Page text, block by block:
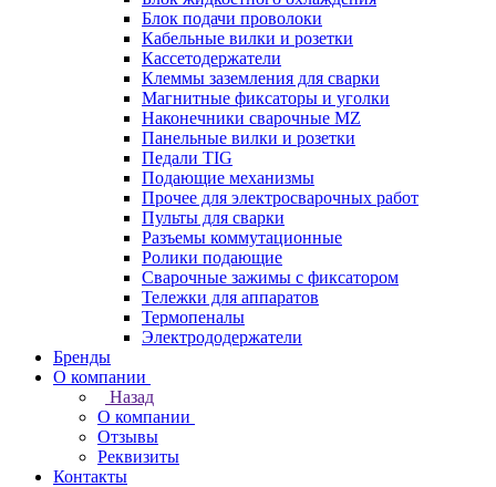
Блок подачи проволоки
Кабельные вилки и розетки
Кассетодержатели
Клеммы заземления для сварки
Магнитные фиксаторы и уголки
Наконечники сварочные MZ
Панельные вилки и розетки
Педали TIG
Подающие механизмы
Прочее для электросварочных работ
Пульты для сварки
Разъемы коммутационные
Ролики подающие
Сварочные зажимы с фиксатором
Тележки для аппаратов
Термопеналы
Электрододержатели
Бренды
О компании
Назад
О компании
Отзывы
Реквизиты
Контакты